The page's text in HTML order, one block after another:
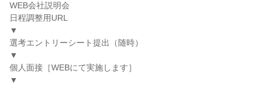
WEB会社説明会
日程調整用URL
▼
選考エントリーシート提出（随時）
▼
個人面接［WEBにて実施します］
▼